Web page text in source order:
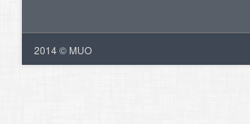
2014 © MUO